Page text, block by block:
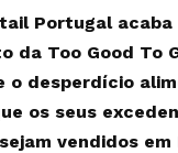
Portugal
da Too Good To
o desperdício
os seus
vendidos em